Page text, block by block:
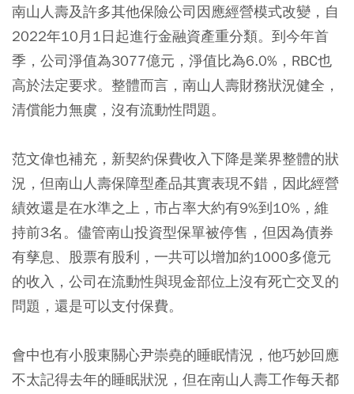
南山人壽及許多其他保險公司因應經營模式改變，自
2022年10月1日起進行金融資產重分類。到今年首
季，公司淨值為3077億元，淨值比為6.0%，RBC也
高於法定要求。整體而言，南山人壽財務狀況健全，
清償能力無虞，沒有流動性問題。
范文偉也補充，新契約保費收入下降是業界整體的狀
況，但南山人壽保障型產品其實表現不錯，因此經營
績效還是在水準之上，市占率大約有9%到10%，維
持前3名。儘管南山投資型保單被停售，但因為債券
有孳息、股票有股利，一共可以增加約1000多億元
的收入，公司在流動性與現金部位上沒有死亡交叉的
問題，還是可以支付保費。
會中也有小股東關心尹崇堯的睡眠情況，他巧妙回應
不太記得去年的睡眠狀況，但在南山人壽工作每天都